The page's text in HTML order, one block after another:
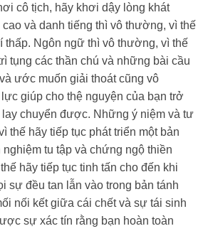
cô tịch, hãy khơi dậy lòng khát
và danh tiếng thì vô thường, vì thế
thấp. Ngôn ngữ thì vô thường, vì thế
tụng các thần chú và những bài cầu
ước muốn giải thoát cũng vô
giúp cho thệ nguyện của bạn trở
lay chuyển được. Những ý niệm và tư
thế hãy tiếp tục phát triển một bản
tu tập và chứng ngộ thiền
hãy tiếp tục tinh tấn cho đến khi
sự đều tan lẫn vào trong bản tánh
nối kết giữa cái chết và sự tái sinh
sự xác tín rằng bạn hoàn toàn